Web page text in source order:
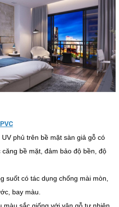
UV phủ trên bề mặt sàn giả gỗ có
bề mặt, đảm bảo độ bền, độ
suốt có tác dụng chống mài mòn,
bay màu.